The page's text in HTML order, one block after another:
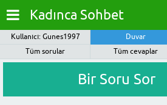
Kadınca Sohbet
Kullanıcı: Gunes1997 Duvar
Tüm sorular
Tüm cevaplar
Bir Soru Sor